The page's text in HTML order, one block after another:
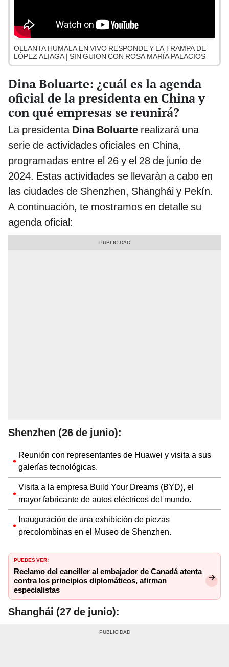
OLLANTA HUMALA EN VIVO RESPONDE Y LA TRAMPA DE
LÓPEZ ALIAGA | SIN GUION CON ROSA MARÍA PALACIOS
Dina Boluarte: ¿cuál es la agenda
oficial de la presidenta en China y
con qué empresas se reunirá?
La presidenta Dina Boluarte realizará una
serie de actividades oficiales en China,
programadas entre el 26 y el 28 de junio de
2024. Estas actividades se llevarán a cabo en
las ciudades de Shenzhen, Shanghái y Pekín.
A continuación, te mostramos en detalle su
agenda oficial:
Shenzhen (26 de junio):
Reunión con representantes de Huawei y visita a sus
galerías tecnológicas.
Visita a la empresa Build Your Dreams (BYD), el
mayor fabricante de autos eléctricos del mundo.
Inauguración de una exhibición de piezas
precolombinas en el Museo de Shenzhen.
PUEDES VER:
Reclamo del canciller al embajador de Canadá atenta
contra los principios diplomáticos, afirman
especialistas
Shanghái (27 de junio):